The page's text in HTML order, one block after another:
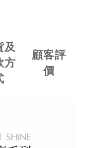
及
方
顧客評
價